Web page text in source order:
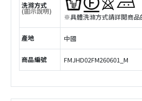
洗滌方式
(圖示說明)
※具體洗滌方式請詳閲商品
產地 中國
商品編號 FMJHD02FM260601_M